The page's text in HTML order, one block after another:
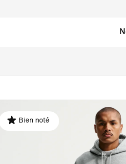
Bien noté